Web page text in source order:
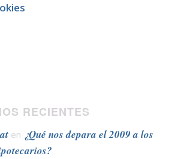
RECIENTES
en ¿Qué nos depara el 2009 a los